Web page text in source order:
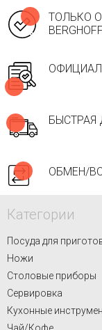
ТОЛЬКО
BERGHOFF
БЫСТРАЯ
ОБМЕН/
Категории
Посуда для
Ножи
Столовые приборы
Сервировка
Кухонные